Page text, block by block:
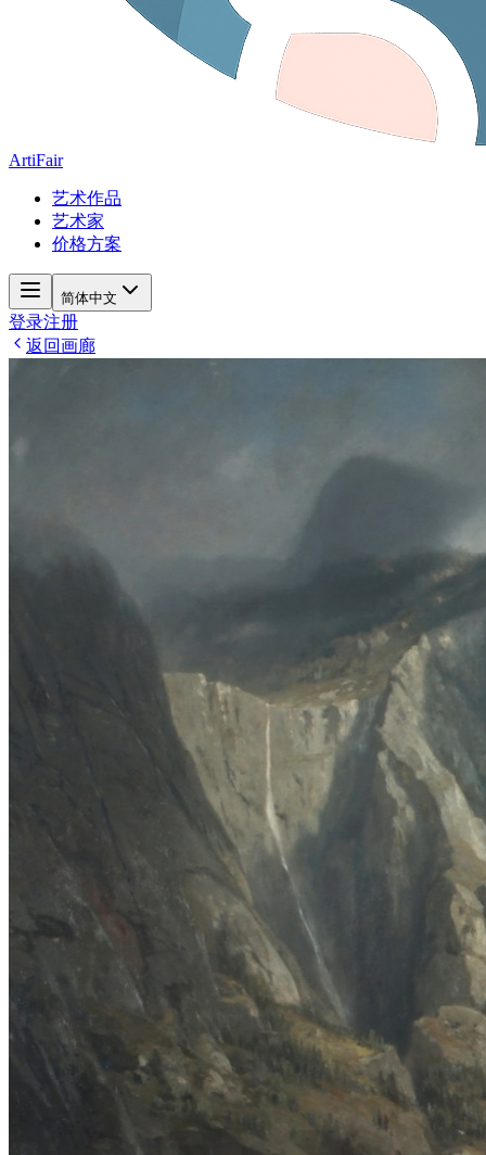
ArtiFair
艺术作品
艺术家
价格方案
简体中文
登录注册
返回画廊